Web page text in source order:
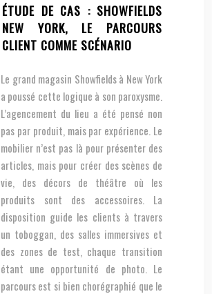
ÉTUDE DE CAS : SHOWFIELDS
NEW YORK, LE PARCOURS
CLIENT COMME SCÉNARIO
Le grand magasin Showfields à New York
a poussé cette logique à son paroxysme.
L’agencement du lieu a été pensé non
pas par produit, mais par expérience. Le
mobilier n’est pas là pour présenter des
articles, mais pour créer des scènes de
vie, des décors de théâtre où les
produits sont des accessoires. La
disposition guide les clients à travers
un toboggan, des salles immersives et
des zones de test, chaque transition
étant une opportunité de photo. Le
parcours est si bien chorégraphié que le